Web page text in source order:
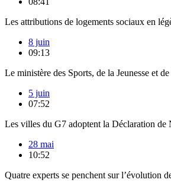
Les attributions de logements sociaux en
8 juin
09:13
Le ministère des Sports, de la Jeunesse et
5 juin
07:52
Les villes du G7 adoptent la Déclaration de
28 mai
10:52
Quatre experts se penchent sur l’évolution